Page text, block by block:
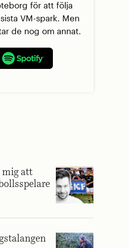
för att följa
VM-spark. Men
de nog om annat.
mig att